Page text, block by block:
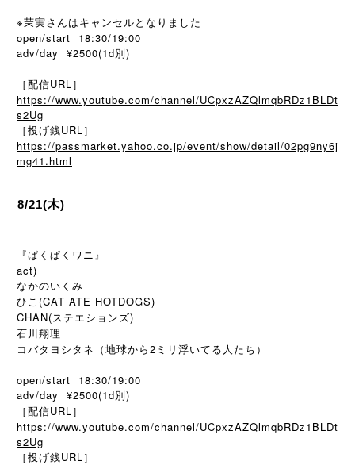
※茉実さんはキャンセルとなりました
open/start 18:30/19:00
adv/day ¥2500(1d別)
［配信URL］
https://www.youtube.com/channel/UCpxzAZQlmqbRDz1BLDt
s2Ug
［投げ銭URL］
https://passmarket.yahoo.co.jp/event/show/detail/02pg9ny6j
mg41.html
8/21(木)
『ぱくぱくワニ』
act)
なかのいくみ
ひこ(CAT ATE HOTDOGS)
CHAN(ステエションズ)
石川翔理
コバタヨシタネ（地球から2ミリ浮いてる人たち）
open/start 18:30/19:00
adv/day ¥2500(1d別)
［配信URL］
https://www.youtube.com/channel/UCpxzAZQlmqbRDz1BLDt
s2Ug
［投げ銭URL］